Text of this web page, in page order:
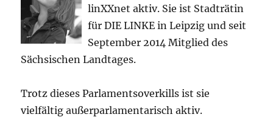
linXXnet aktiv. Sie ist Stadträtin
für DIE LINKE in Leipzig und seit
September 2014 Mitglied des
Sächsischen Landtages.
Trotz dieses Parlamentsoverkills ist sie
vielfältig außerparlamentarisch aktiv.